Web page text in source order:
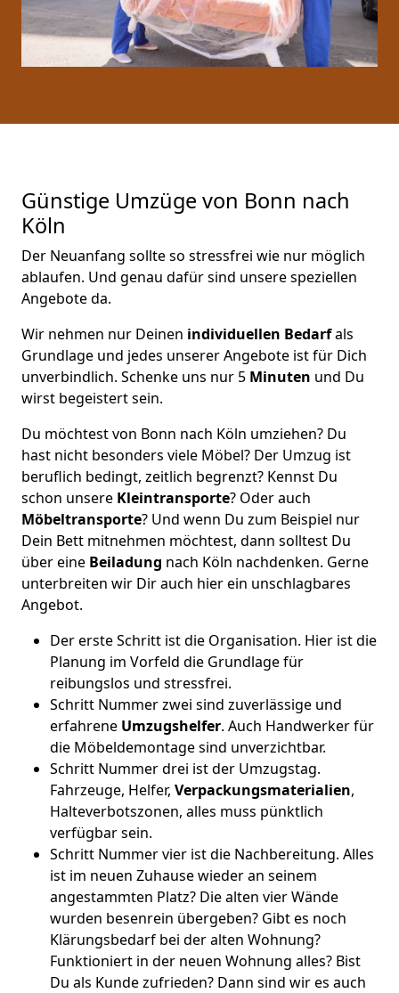
Günstige Umzüge von Bonn nach
Köln
Der Neuanfang sollte so stressfrei wie nur möglich
ablaufen. Und genau dafür sind unsere speziellen
Angebote da.
Wir nehmen nur Deinen individuellen Bedarfals
Grundlage und jedes unserer Angebote ist für Dich
unverbindlich. Schenke uns nur 5 Minuten und Du
wirst begeistert sein.
Du möchtest von Bonn nach Köln umziehen? Du
hast nicht besonders viele Möbel? Der Umzug ist
beruflich bedingt, zeitlich begrenzt? Kennst Du
schon unsere Kleintransporte? Oder auch
Möbeltransporte? Und wenn Du zum Beispiel nur
Dein Bett mitnehmen möchtest, dann solltest Du
über eine Beiladung nach Köln nachdenken. Gerne
unterbreiten wir Dir auch hier ein unschlagbares
Angebot.
Der erste Schritt ist die Organisation. Hier ist die
Planung im Vorfeld die Grundlage für
reibungslos und stressfrei.
Schritt Nummer zwei sind zuverlässige und
erfahrene Umzugshelfer. Auch Handwerker für
die Möbeldemontage sind unverzichtbar.
Schritt Nummer drei ist der Umzugstag.
Fahrzeuge, Helfer, Verpackungsmaterialien,
Halteverbotszonen, alles muss pünktlich
verfügbar sein.
Schritt Nummer vier ist die Nachbereitung. Alles
ist im neuen Zuhause wieder an seinem
angestammten Platz? Die alten vier Wände
wurden besenrein übergeben? Gibt es noch
Klärungsbedarf bei der alten Wohnung?
Funktioniert in der neuen Wohnung alles? Bist
Du als Kunde zufrieden? Dann sind wir es auch